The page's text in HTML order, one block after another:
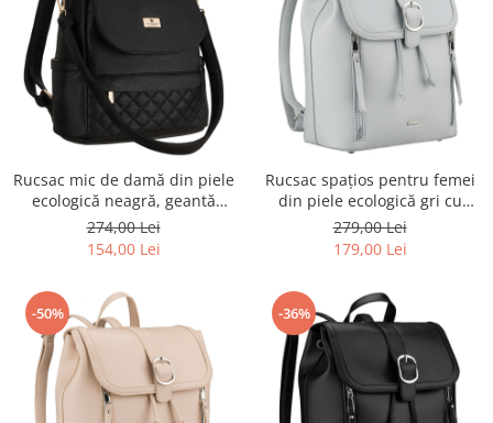
Rucsac mic de damă din piele
ecologică neagră, geantă
urbană 2 în 1 - Peterson PTR-
PTN MBP-08-F19
274,00 Lei
154,00 Lei
Rucsac spațios pentru femei
din piele ecologică gri cu
piciorușe de protecție -
Rovicky PTR-R-L61409-1968
279,00 Lei
179,00 Lei
-50% -36%